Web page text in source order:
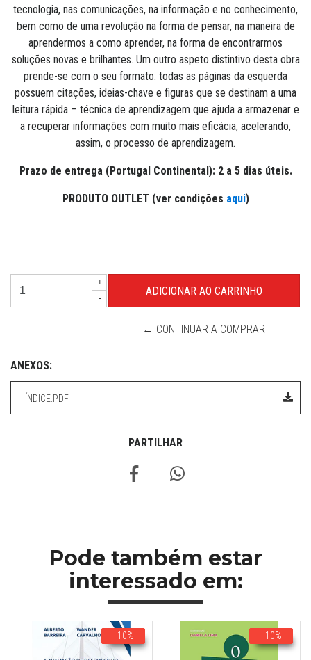
tecnologia, nas comunicações, na informação e no conhecimento,
bem como de uma revolução na forma de pensar, na maneira de
aprendermos a como aprender, na forma de encontrarmos
soluções novas e brilhantes. Um outro aspeto distintivo desta obra
prende-se com o seu formato: todas as páginas da esquerda
possuem citações, ideias-chave e figuras que se destinam a uma
leitura rápida – técnica de aprendizagem que ajuda a armazenar e
a recuperar informações com muito mais eficácia, acelerando,
assim, o processo de aprendizagem.
Prazo de entrega (Portugal Continental): 2 a 5 dias úteis.
PRODUTO OUTLET (ver condições aqui)
+
-
← CONTINUAR A COMPRAR
ANEXOS:
ÍNDICE.PDF
PARTILHAR
Pode também estar
interessado em:
- 10% - 10%